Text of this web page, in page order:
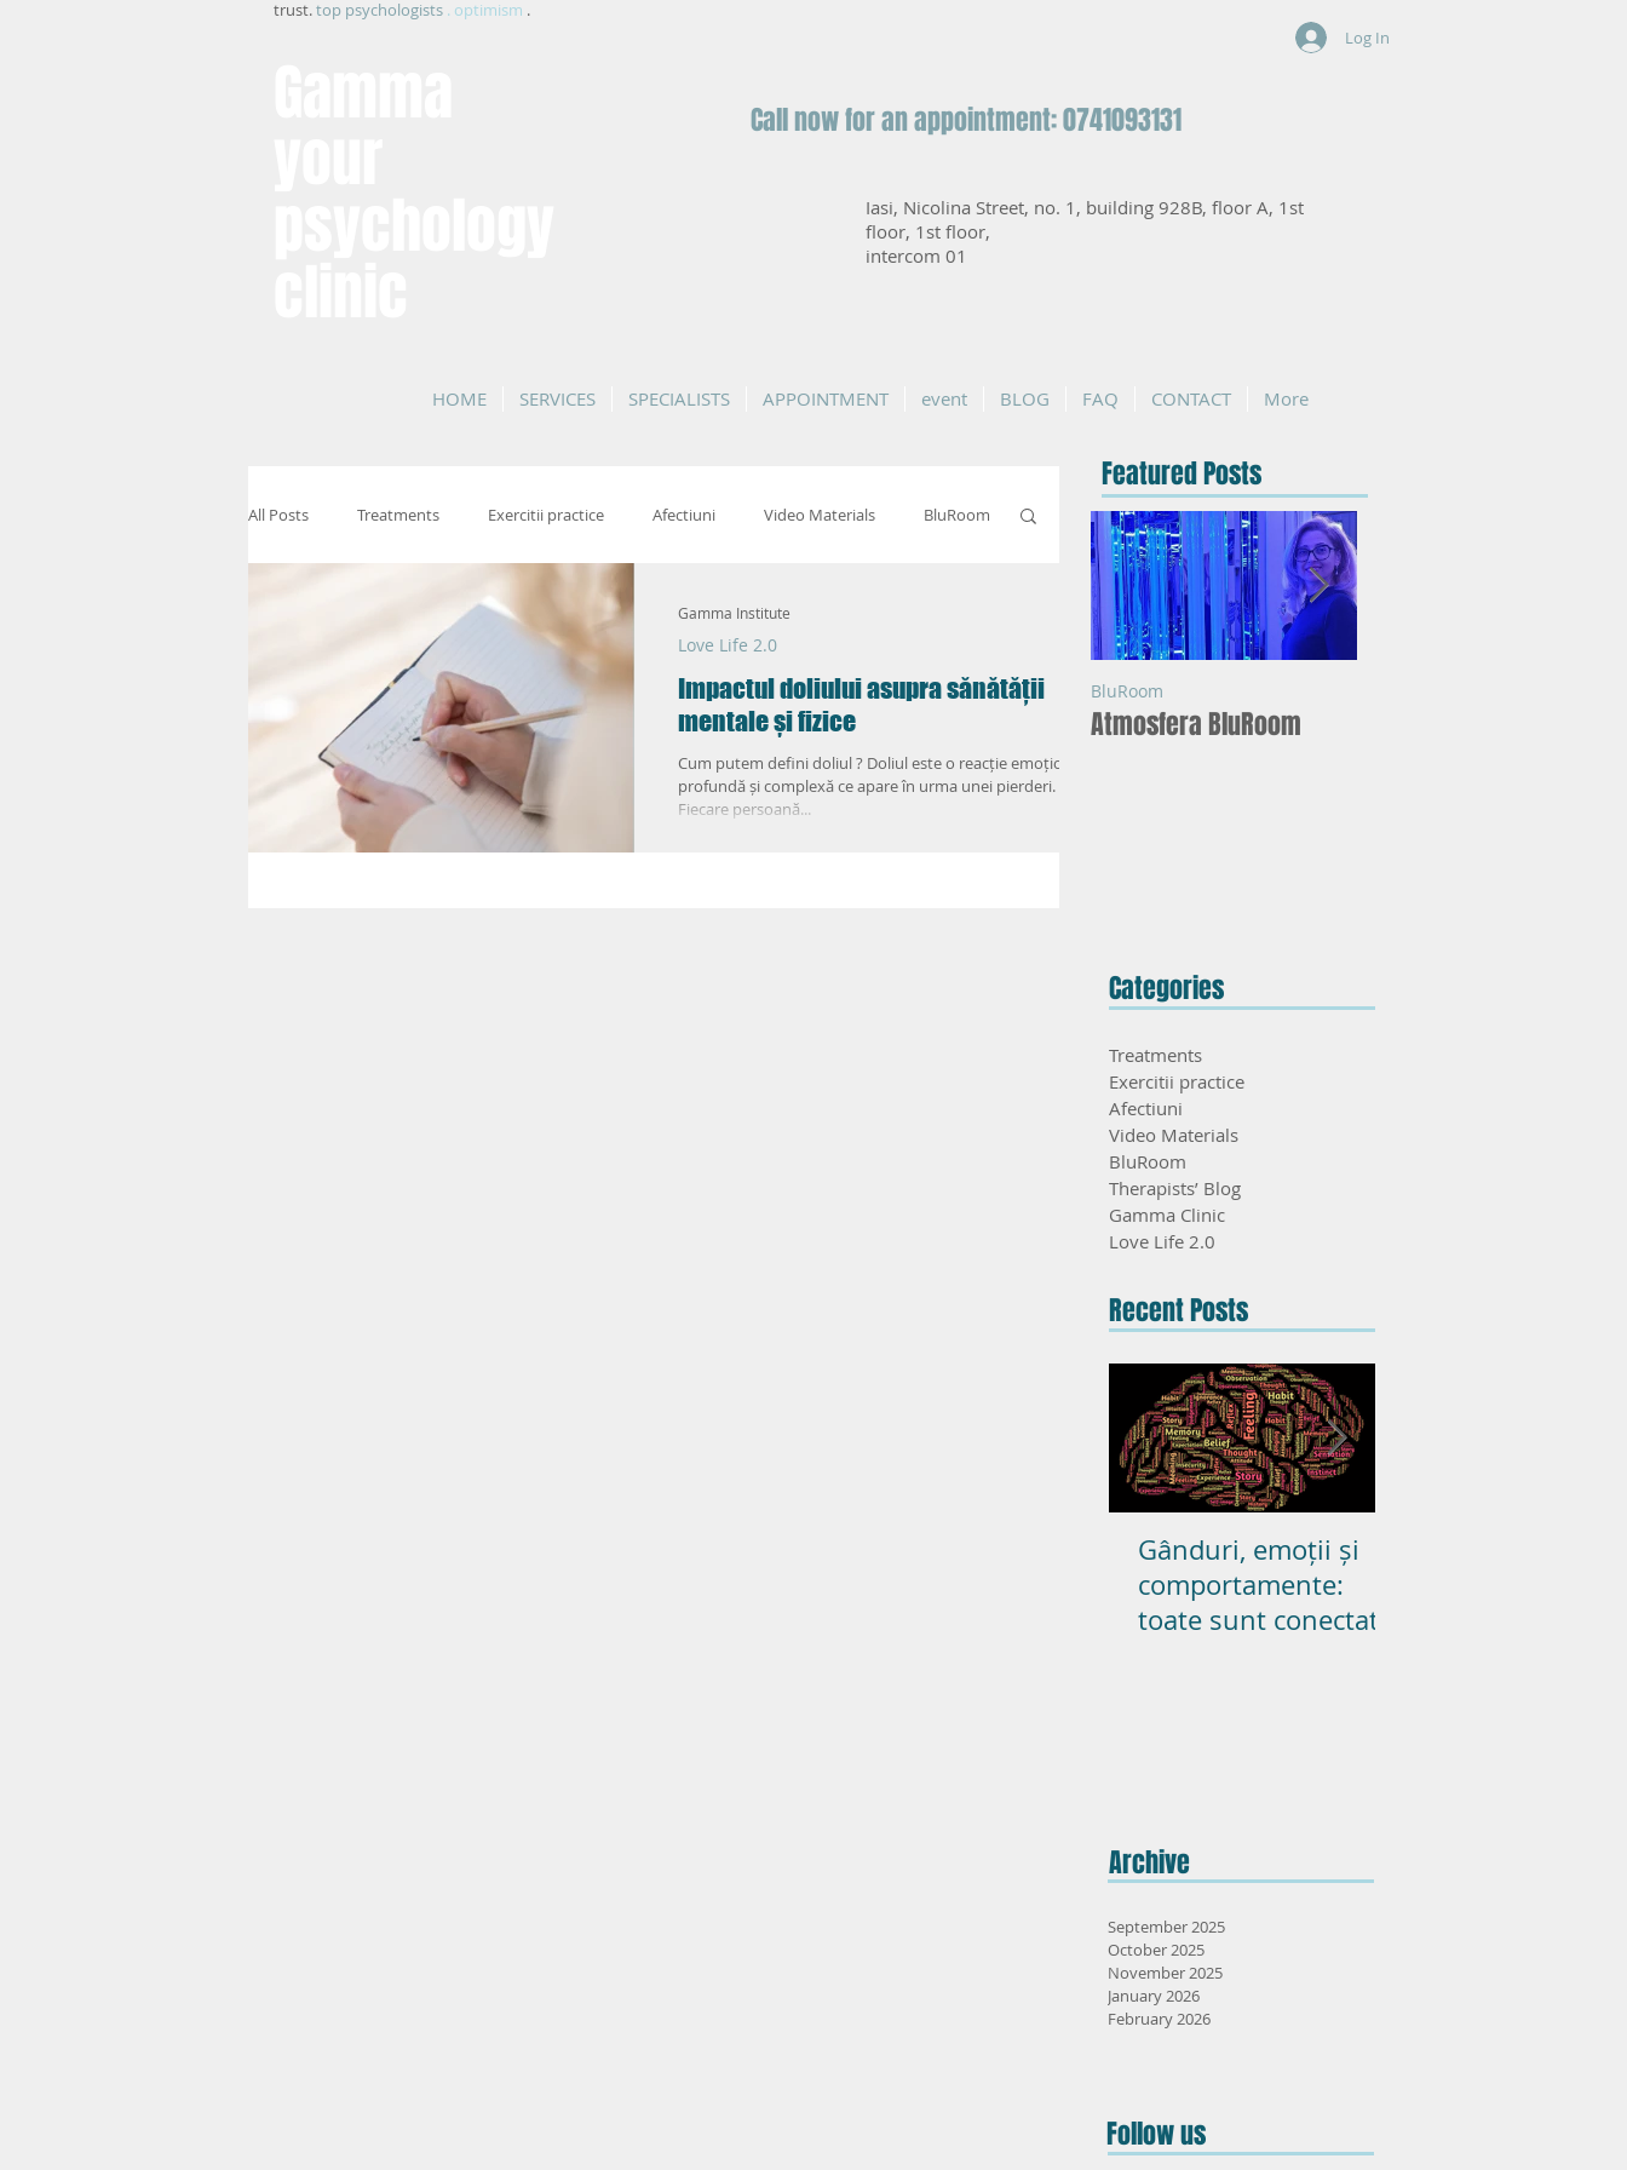
trust.top psychologists . optimism .
Log In
Call now for an appointment: 0741093131
Iasi, Nicolina Street, no. 1, building 928B, floor A, 1st
floor, 1st floor,
intercom 01
HOME SERVICES SPECIALISTS APPOINTMENT event BLOG FAQ CONTACT More
All Posts Treatments Exercitii practice Afectiuni Video Materials BluRoom
Gamma Clinic Love Life 2.0
Impactul doliului asupra sănătății
mentale și fizice
Cum putem defini doliul ? Doliul este o reacție emoțională
profundă și complexă ce apare în urma unei pierderi.
Fiecare persoană...
Love Life 2.0
Gamma Institute
Featured Posts
Atmosfera BluRoom
BluRoom
Categories
Treatments
Exercitii practice
Afectiuni
Video Materials
BluRoom
Therapists’ Blog
Gamma Clinic
Love Life 2.0
Recent Posts
Gânduri, emoții și
comportamente:
toate sunt conectate
Archive
September 2025
October 2025
November 2025
January 2026
February 2026
Follow us